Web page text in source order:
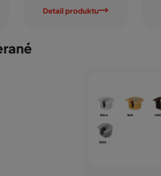
Detail produktu